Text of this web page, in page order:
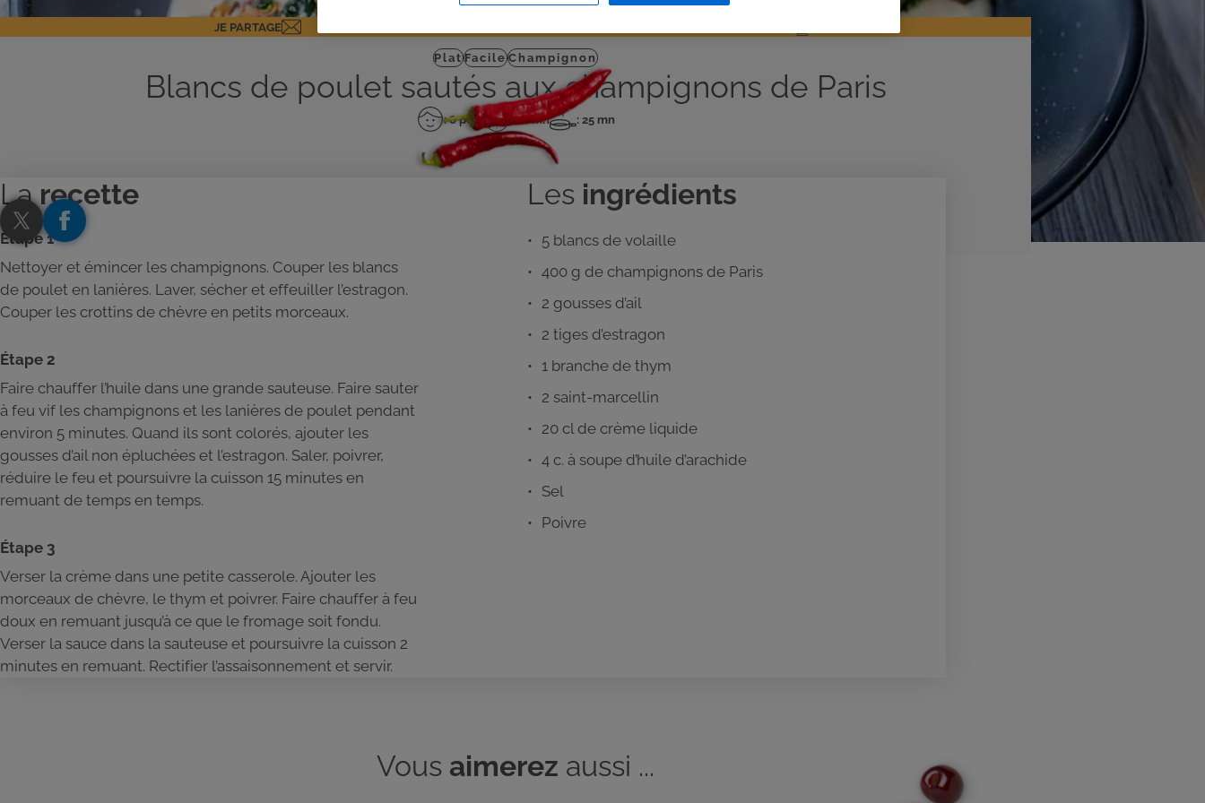
JE PARTAGE
PlatFacileChampignon
Blancs de poulet sautés aux champignons de Paris
Nombre
personnes
: 6 pers
Temps
de
: 20 mn
Temps
de
cuisson
: 25 mn
Larecette
Étape 1
Nettoyer et émincer les champignons. Couper les blancs
de poulet en lanières. Laver, sécher et effeuiller l’estragon.
Couper les crottins de chèvre en petits morceaux.
Étape 2
Faire chauffer l’huile dans une grande sauteuse. Faire sauter
à feu vif les champignons et les lanières de poulet pendant
environ 5 minutes. Quand ils sont colorés, ajouter les
gousses d’ail non épluchées et l’estragon. Saler, poivrer,
réduire le feu et poursuivre la cuisson 15 minutes en
remuant de temps en temps.
Étape 3
Verser la crème dans une petite casserole. Ajouter les
morceaux de chèvre, le thym et poivrer. Faire chauffer à feu
doux en remuant jusqu’à ce que le fromage soit fondu.
Verser la sauce dans la sauteuse et poursuivre la cuisson 2
minutes en remuant. Rectifier l’assaisonnement et servir.
Les ingrédients
5 blancs de volaille
400 g de champignons de Paris
2 gousses d’ail
2 tiges d’estragon
1 branche de thym
2 saint-marcellin
20 cl de crème liquide
4 c. à soupe d’huile d’arachide
Sel
Poivre
Vous aimerez aussi ...